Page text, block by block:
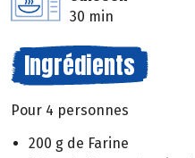
30 min
Ingrédients
Pour 4 personnes
200 g de Farine